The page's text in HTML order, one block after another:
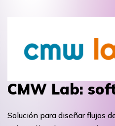
CMW Lab:
Solución para diseñar flujos